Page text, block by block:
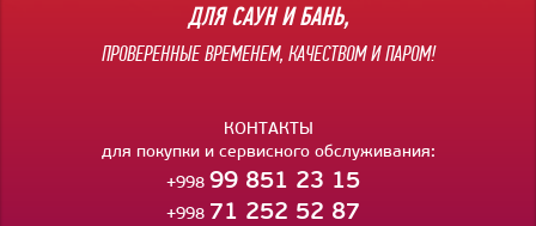
ДЛЯ САУН И БАНЬ,
ПРОВЕРЕННЫЕ ВРЕМЕНЕМ, КАЧЕСТВОМ И ПАРОМ!
КОНТАКТЫ
для покупки и сервисного обслуживания:
+998 99 851 23 15
+998 71 252 52 87